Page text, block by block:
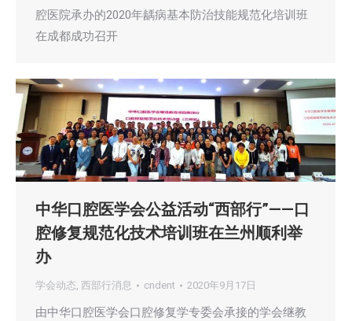
腔医院承办的2020年龋病基本防治技能规范化培训班
在成都成功召开
中华口腔医学会公益活动“西部行”——口
腔修复规范化技术培训班在兰州顺利举
办
学会动态, 西部行消息 cndent 2020年9月17日
由中华口腔医学会口腔修复学专委会承接的学会继教